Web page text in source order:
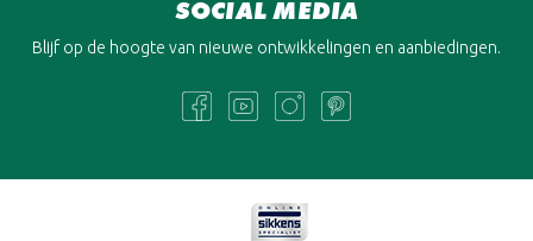
SOCIAL MEDIA
Blijf op de hoogte van nieuwe ontwikkelingen en aanbiedingen.